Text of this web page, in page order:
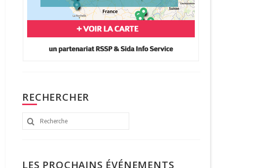
RECHERCHER
Rechercher
:
LES PROCHAINS ÉVÉNEMENTS